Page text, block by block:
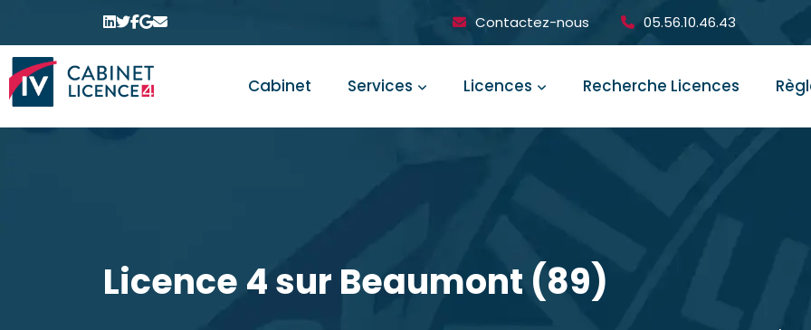
Contactez-nous 05.56.10.46.43
Cabinet Services Licences Recherche Licences
Licence 4 sur Beaumont (89)